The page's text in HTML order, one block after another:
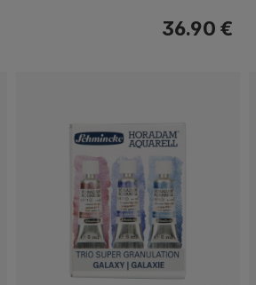
36.90 €